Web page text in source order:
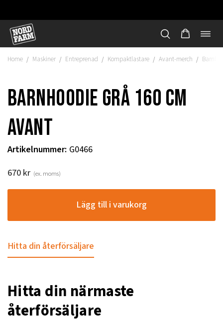
Hoppa
innehåll
Home / Maskiner / Entreprenad / Kompaktlastare / Avant-merch /
Barnhoodie grå 160 cm
Avant
Artikelnummer: G0466
670 kr (ex. moms)
Lägg till i varukorg
Hitta din återförsäljare
Hitta din närmaste
återförsäljare